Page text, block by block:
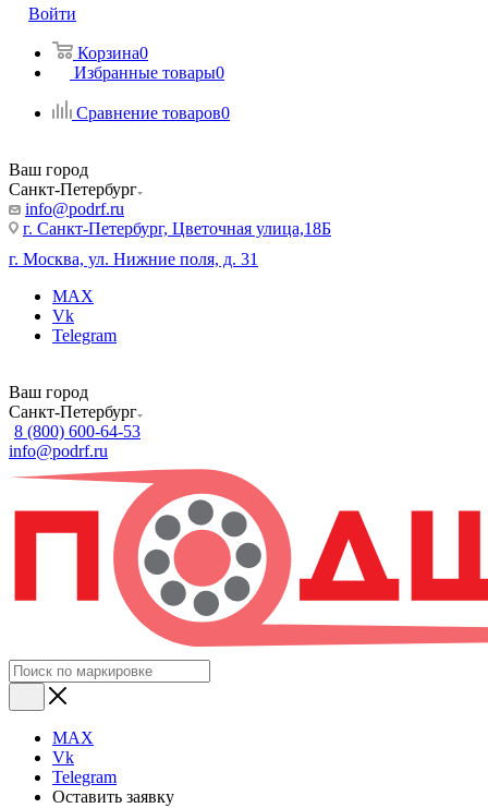
Войти
Корзина0
Избранные товары0
Сравнение товаров0
Ваш город
Санкт-Петербург
info@podrf.ru
г. Санкт-Петербург, Цветочная улица,18Б
г. Москва, ул. Нижние поля, д. 31
MAX
Vk
Telegram
Ваш город
Санкт-Петербург
8 (800) 600-64-53
info@podrf.ru
MAX
Vk
Telegram
Оставить заявку